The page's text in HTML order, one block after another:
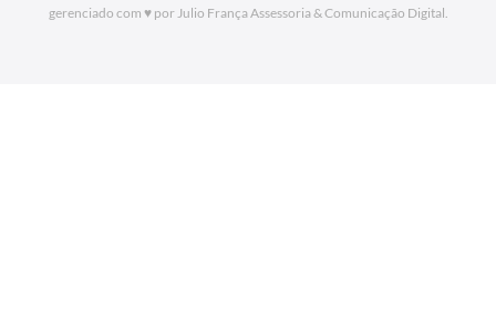
gerenciado com ♥ por Julio França Assessoria& Comunicação Digital.